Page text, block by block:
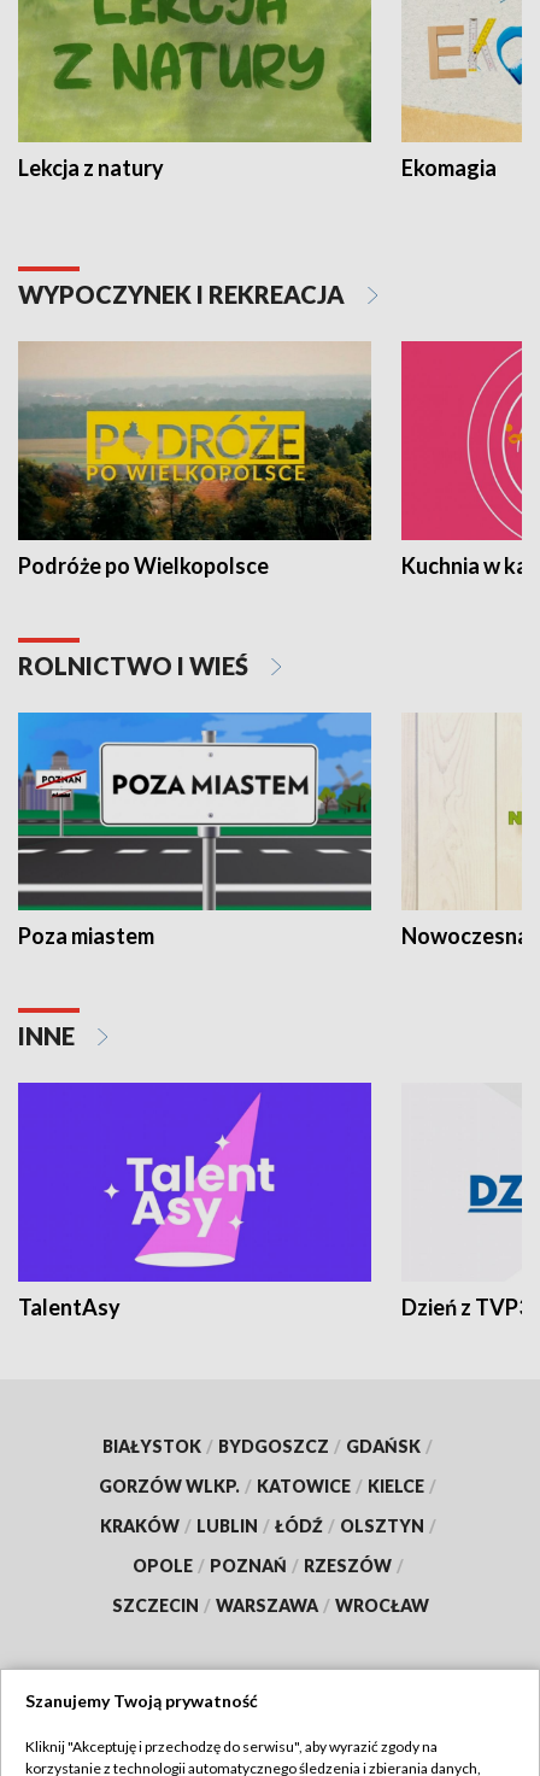
Lekcja z natury Ekomagia
WYPOCZYNEK I REKREACJA
Podróże po Wielkopolsce Kuchnia w
ROLNICTWO I WIEŚ
Poza miastem Nowoczesna
INNE
TalentAsy Dzień z TVP3
BIAŁYSTOK / BYDGOSZCZ / GDAŃSK /
GORZÓW WLKP. / KATOWICE / KIELCE /
KRAKÓW / LUBLIN / ŁÓDŹ / OLSZTYN /
OPOLE / POZNAŃ / RZESZÓW /
SZCZECIN / WARSZAWA / WROCŁAW
Szanujemy Twoją prywatność
Kliknij "Akceptuję i przechodzę do serwisu", aby wyrazić zgody na
korzystanie z technologii automatycznego śledzenia i zbierania danych,